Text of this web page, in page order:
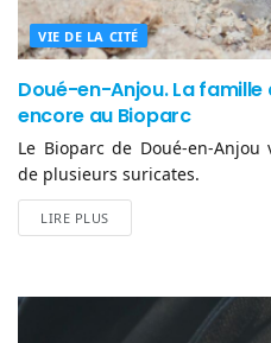
VIE DE LA CITÉ
Doué-en-Anjou. La
encore au Bioparc
Le Bioparc de Doué-en-Anjou
de plusieurs suricates.
LIRE PLUS